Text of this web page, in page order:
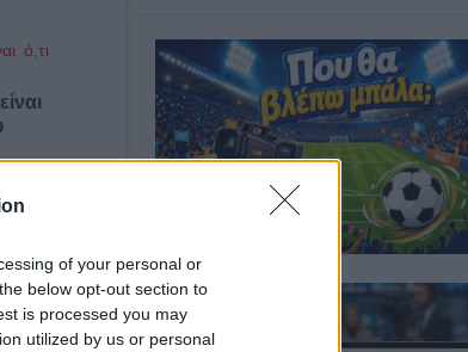
of your personal or
below opt-out section to
is processed you may
utilized by us or personal